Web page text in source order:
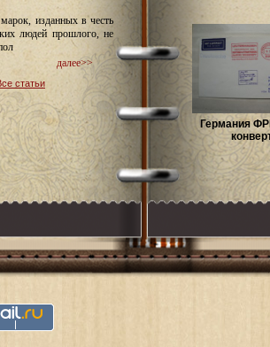
изданных в честь
людей прошлого, не
далее>>
статьи
Германия